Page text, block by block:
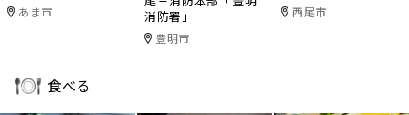
あま市
消防署」
豊明市
西尾市
食べる